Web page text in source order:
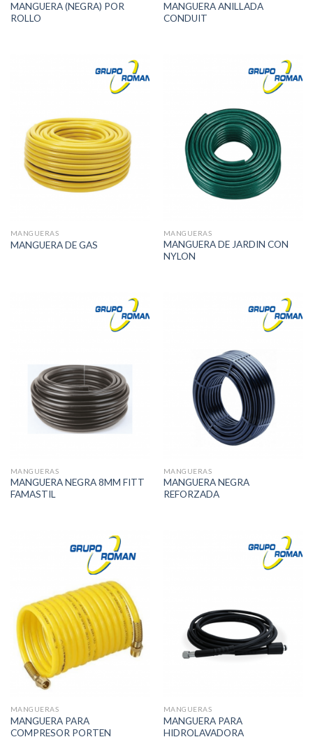
MANGUERA (NEGRA) POR
ROLLO
MANGUERA ANILLADA
CONDUIT
MANGUERAS
MANGUERA DE GAS
MANGUERAS
MANGUERA DE JARDIN CON
NYLON
MANGUERAS
MANGUERA NEGRA 8MM FITT
FAMASTIL
MANGUERAS
MANGUERA NEGRA
REFORZADA
MANGUERAS
MANGUERA PARA
COMPRESOR PORTEN
MANGUERAS
MANGUERA PARA
HIDROLAVADORA